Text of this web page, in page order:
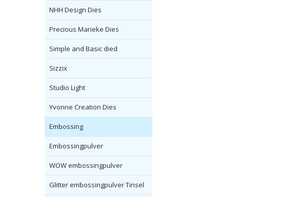
NHH Design Dies
Precious Marieke Dies
Simple and Basic died
Sizzix
Studio Light
Yvonne Creation Dies
Embossing
Embossingpulver
WOW embossingpulver
Glitter embossingpulver Tinsel